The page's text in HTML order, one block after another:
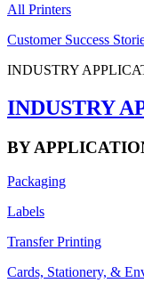
All Printers
Customer Success
INDUSTRY
INDUSTRY
BY
Packaging
Labels
Transfer Printing
Cards, Stationery, &